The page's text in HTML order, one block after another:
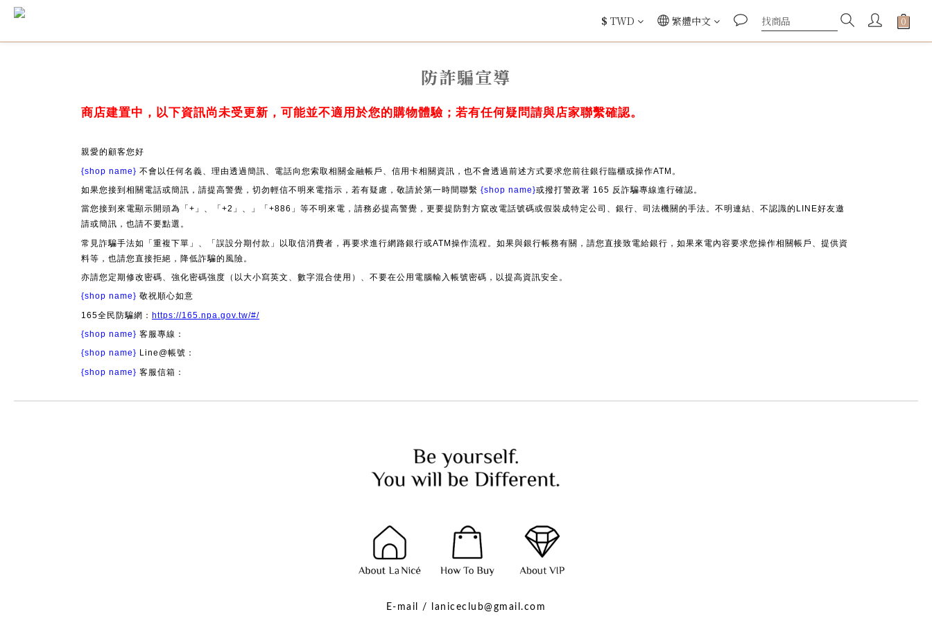
$ TWD 繁體中文
防詐騙宣導
商店建置中，以下資訊尚未受更新，可能並不適用於您的購物體驗；若有任何疑問請與店家聯繫確認。
親愛的顧客您好
{shop name} 不會以任何名義、理由透過簡訊、電話向您索取相關金融帳戶、信用卡相關資訊，也不會透過前述方式要求您前往銀行臨櫃或操作ATM。
如果您接到相關電話或簡訊，請提高警覺，切勿輕信不明來電指示，若有疑慮，敬請於第一時間聯繫 {shop name}或撥打警政署 165 反詐騙專線進行確認。
當您接到來電顯示開頭為「+」、「+2」、」「+886」等不明來電，請務必提高警覺，更要提防對方竄改電話號碼或假裝成特定公司、銀行、司法機關的手法。不明連結、不認識的LINE好友邀
請或簡訊，也請不要點選。
常見詐騙手法如「重複下單」、「誤設分期付款」以取信消費者，再要求進行網路銀行或ATM操作流程。如果與銀行帳務有關，請您直接致電給銀行，如果來電內容要求您操作相關帳戶、提供資
料等，也請您直接拒絕，降低詐騙的風險。
亦請您定期修改密碼、強化密碼強度（以大小寫英文、數字混合使用）、不要在公用電腦輸入帳號密碼，以提高資訊安全。
{shop name} 敬祝順心如意
165全民防騙網： https://165.npa.gov.tw/#/
{shop name} 客服專線：
{shop name} Line@帳號：
{shop name} 客服信箱：
E-mail / laniceclub@gmail.com